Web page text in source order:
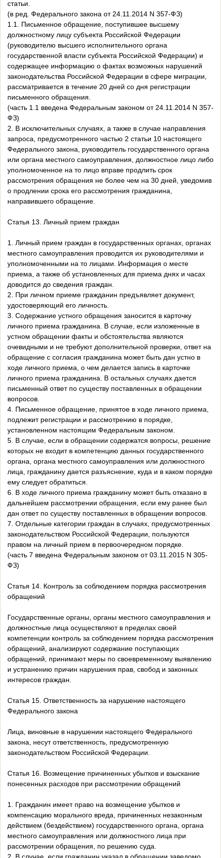
статьи.
(в ред. Федерального закона от 24.11.2014 N 357-ФЗ)
1.1. Письменное обращение, поступившее высшему
должностному лицу субъекта Российской Федерации
(руководителю высшего исполнительного органа
государственной власти субъекта Российской Федерации) и
содержащее информацию о фактах возможных нарушений
законодательства Российской Федерации в сфере миграции,
рассматривается в течение 20 дней со дня регистрации
письменного обращения.
(часть 1.1 введена Федеральным законом от 24.11.2014 N 357-
ФЗ)
2. В исключительных случаях, а также в случае направления
запроса, предусмотренного частью 2 статьи 10 настоящего
Федерального закона, руководитель государственного органа
или органа местного самоуправления, должностное лицо либо
уполномоченное на то лицо вправе продлить срок
рассмотрения обращения не более чем на 30 дней, уведомив
о продлении срока его рассмотрения гражданина,
направившего обращение.
Статья 13. Личный прием граждан
1. Личный прием граждан в государственных органах, органах
местного самоуправления проводится их руководителями и
уполномоченными на то лицами. Информация о месте
приема, а также об установленных для приема днях и часах
доводится до сведения граждан.
2. При личном приеме гражданин предъявляет документ,
удостоверяющий его личность.
3. Содержание устного обращения заносится в карточку
личного приема гражданина. В случае, если изложенные в
устном обращении факты и обстоятельства являются
очевидными и не требуют дополнительной проверки, ответ на
обращение с согласия гражданина может быть дан устно в
ходе личного приема, о чем делается запись в карточке
личного приема гражданина. В остальных случаях дается
письменный ответ по существу поставленных в обращении
вопросов.
4. Письменное обращение, принятое в ходе личного приема,
подлежит регистрации и рассмотрению в порядке,
установленном настоящим Федеральным законом.
5. В случае, если в обращении содержатся вопросы, решение
которых не входит в компетенцию данных государственного
органа, органа местного самоуправления или должностного
лица, гражданину дается разъяснение, куда и в каком порядке
ему следует обратиться.
6. В ходе личного приема гражданину может быть отказано в
дальнейшем рассмотрении обращения, если ему ранее был
дан ответ по существу поставленных в обращении вопросов.
7. Отдельные категории граждан в случаях, предусмотренных
законодательством Российской Федерации, пользуются
правом на личный прием в первоочередном порядке.
(часть 7 введена Федеральным законом от 03.11.2015 N 305-
ФЗ)
Статья 14. Контроль за соблюдением порядка рассмотрения
обращений
Государственные органы, органы местного самоуправления и
должностные лица осуществляют в пределах своей
компетенции контроль за соблюдением порядка рассмотрения
обращений, анализируют содержание поступающих
обращений, принимают меры по своевременному выявлению
и устранению причин нарушения прав, свобод и законных
интересов граждан.
Статья 15. Ответственность за нарушение настоящего
Федерального закона
Лица, виновные в нарушении настоящего Федерального
закона, несут ответственность, предусмотренную
законодательством Российской Федерации.
Статья 16. Возмещение причиненных убытков и взыскание
понесенных расходов при рассмотрении обращений
1. Гражданин имеет право на возмещение убытков и
компенсацию морального вреда, причиненных незаконным
действием (бездействием) государственного органа, органа
местного самоуправления или должностного лица при
рассмотрении обращения, по решению суда.